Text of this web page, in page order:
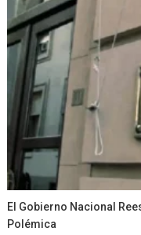
El Gobierno Nacional
Polémica